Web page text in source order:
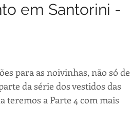
em Santorini -
para as noivinhas, não só de
da série dos vestidos das
teremos a Parte 4 com mais